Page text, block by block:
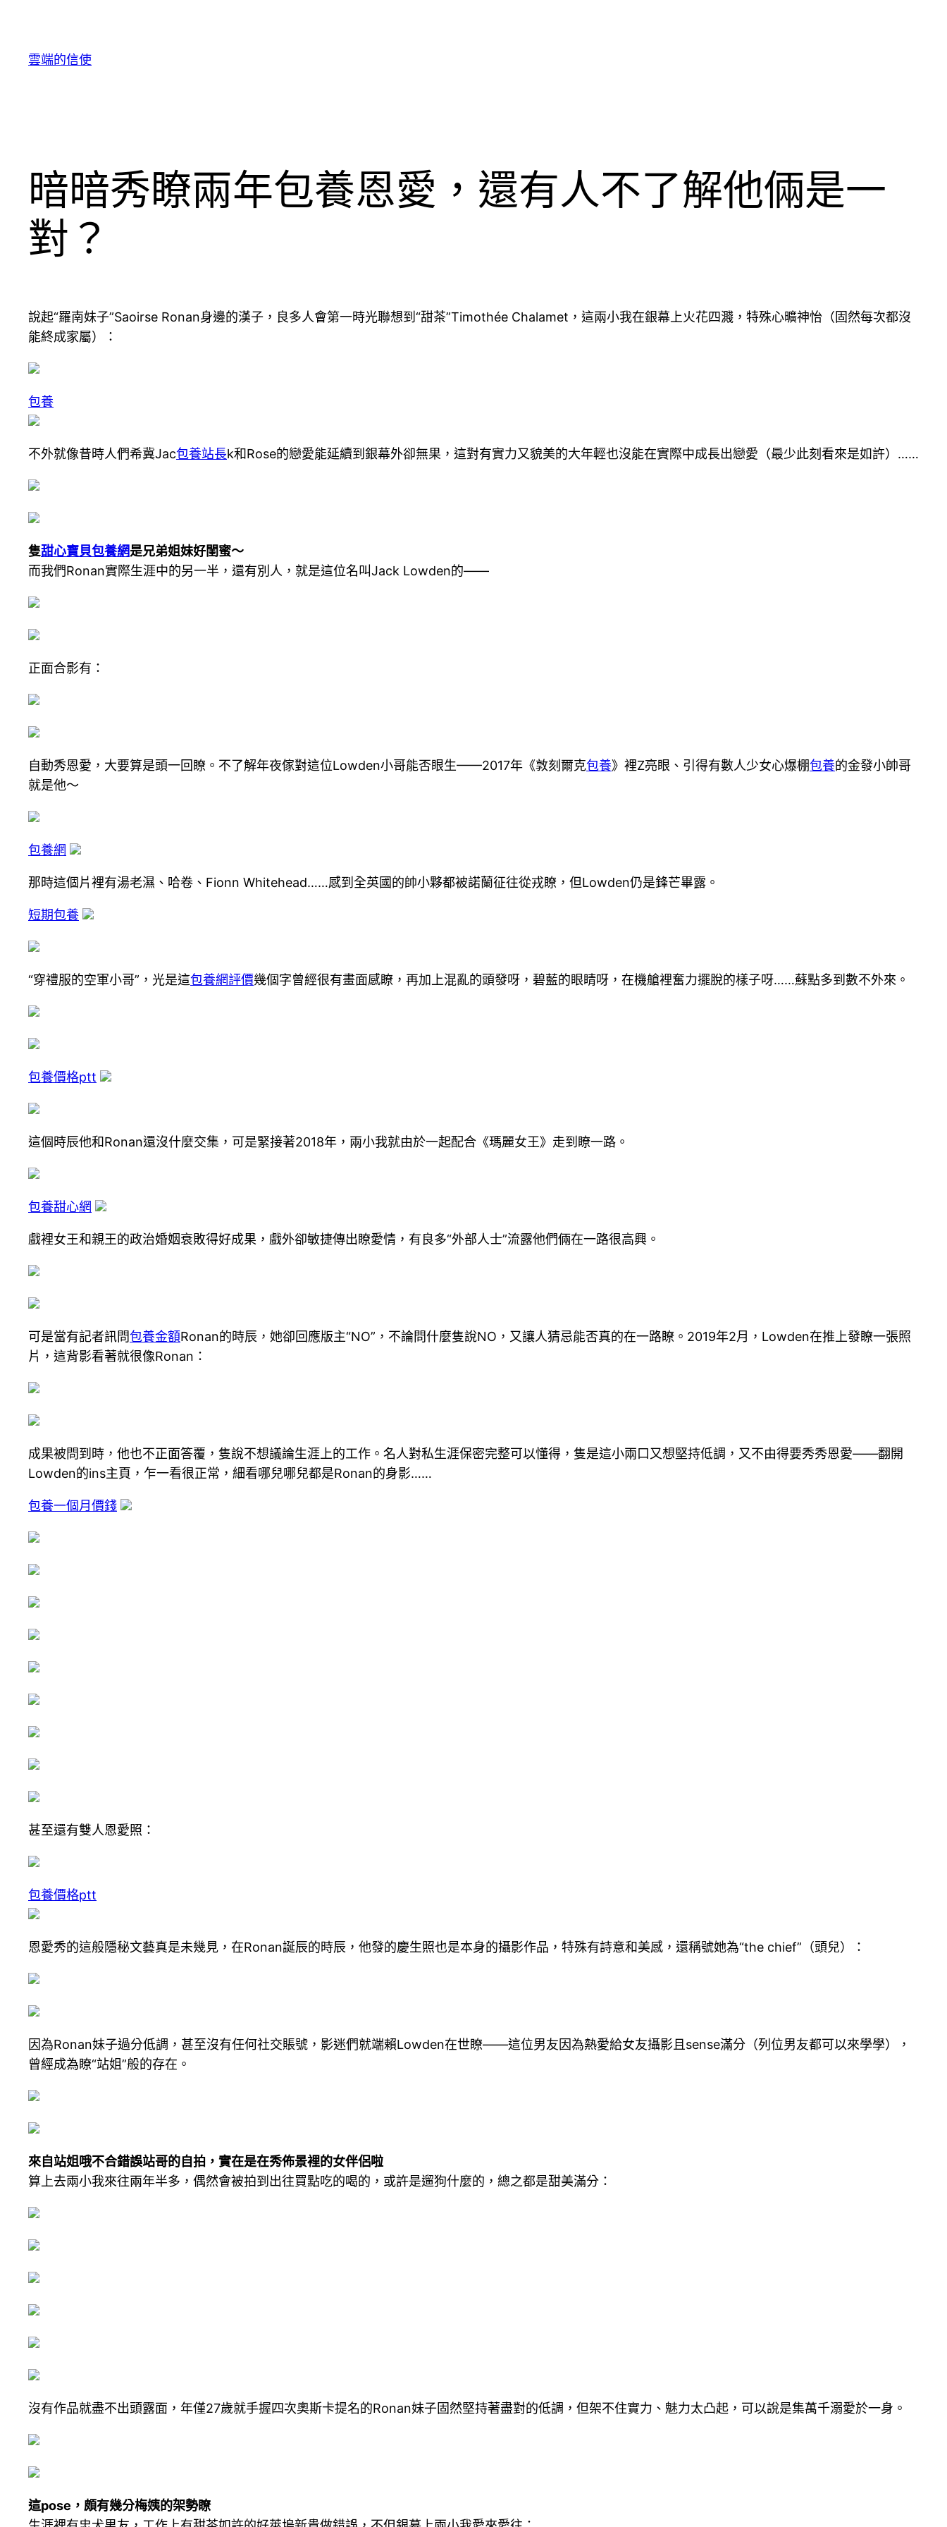
雲端的信使
暗暗秀瞭兩年包養恩愛，還有人不了解他倆是一
對？
說起“羅南妹子”Saoirse Ronan身邊的漢子，良多人會第一時光聯想到“甜茶”Timothée Chalamet，這兩小我在銀幕上火花四濺，特殊心曠神怡（固然每次都沒
能終成家屬）：
包養
不外就像昔時人們希冀Jac包養站長k和Rose的戀愛能延續到銀幕外卻無果，這對有實力又貌美的大年輕也沒能在實際中成長出戀愛（最少此刻看來是如許）……
隻甜心寶貝包養網是兄弟姐妹好閨蜜～
而我們Ronan實際生涯中的另一半，還有別人，就是這位名叫Jack Lowden的——
正面合影有：
自動秀恩愛，大要算是頭一回瞭。不了解年夜傢對這位Lowden小哥能否眼生——2017年《敦刻爾克包養》裡Z亮眼、引得有數人少女心爆棚包養的金發小帥哥
就是他～
包養網
那時這個片裡有湯老濕、哈卷、Fionn Whitehead……感到全英國的帥小夥都被諾蘭征往從戎瞭，但Lowden仍是鋒芒畢露。
短期包養
“穿禮服的空軍小哥”，光是這包養網評價幾個字曾經很有畫面感瞭，再加上混亂的頭發呀，碧藍的眼睛呀，在機艙裡奮力擺脫的樣子呀……蘇點多到數不外來。
包養價格ptt
這個時辰他和Ronan還沒什麼交集，可是緊接著2018年，兩小我就由於一起配合《瑪麗女王》走到瞭一路。
包養甜心網
戲裡女王和親王的政治婚姻衰敗得好成果，戲外卻敏捷傳出瞭愛情，有良多“外部人士”流露他們倆在一路很高興。
可是當有記者訊問包養金額Ronan的時辰，她卻回應版主“NO”，不論問什麼隻說NO，又讓人猜忌能否真的在一路瞭。2019年2月，Lowden在推上發瞭一張照
片，這背影看著就很像Ronan：
成果被問到時，他也不正面答覆，隻說不想議論生涯上的工作。名人對私生涯保密完整可以懂得，隻是這小兩口又想堅持低調，又不由得要秀秀恩愛——翻開
Lowden的ins主頁，乍一看很正常，細看哪兒哪兒都是Ronan的身影……
包養一個月價錢
甚至還有雙人恩愛照：
包養價格ptt
恩愛秀的這般隱秘文藝真是未幾見，在Ronan誕辰的時辰，他發的慶生照也是本身的攝影作品，特殊有詩意和美感，還稱號她為“the chief”（頭兒）：
因為Ronan妹子過分低調，甚至沒有任何社交賬號，影迷們就端賴Lowden在世瞭——這位男友因為熱愛給女友攝影且sense滿分（列位男友都可以來學學），
曾經成為瞭“站姐”般的存在。
來自站姐哦不合錯誤站哥的自拍，實在是在秀佈景裡的女伴侶啦
算上去兩小我來往兩年半多，偶然會被拍到出往買點吃的喝的，或許是遛狗什麼的，總之都是甜美滿分：
沒有作品就盡不出頭露面，年僅27歲就手握四次奧斯卡提名的Ronan妹子固然堅持著盡對的低調，但架不住實力、魅力太凸起，可以說是集萬千溺愛於一身。
這pose，頗有幾分梅姨的架勢瞭